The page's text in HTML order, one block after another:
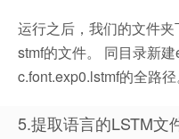
运行之后，我们的文件
stmf的文件。 同目录新
c.font.exp0.lstmf的全路径
5.提取语言的LSTM文